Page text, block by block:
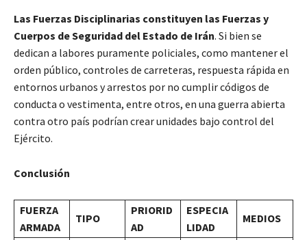
Las Fuerzas Disciplinarias constituyen las Fuerzas y
Cuerpos de Seguridad del Estado de Irán. Si bien se
dedican a labores puramente policiales, como mantener el
orden público, controles de carreteras, respuesta rápida en
entornos urbanos y arrestos por no cumplir códigos de
conducta o vestimenta, entre otros, en una guerra abierta
contra otro país podrían crear unidades bajo control del
Ejército.
Conclusión
FUERZA
ARMADA
TIPO
PRIORID
AD
ESPECIA
LIDAD
MEDIOS